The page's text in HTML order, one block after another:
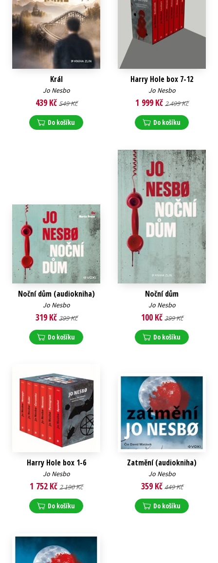
Král
Jo Nesbo
439 Kč 549 Kč
Do košíku
Harry Hole box 7-12
Jo Nesbo
1 999 Kč 2 499 Kč
Do košíku
Noční dům (audiokniha)
Jo Nesbo
319 Kč 399 Kč
Do košíku
Noční dům
Jo Nesbo
100 Kč 399 Kč
Do košíku
Harry Hole box 1-6
Jo Nesbo
1 752 Kč 2 190 Kč
Do košíku
Zatmění (audiokniha)
Jo Nesbo
359 Kč 449 Kč
Do košíku